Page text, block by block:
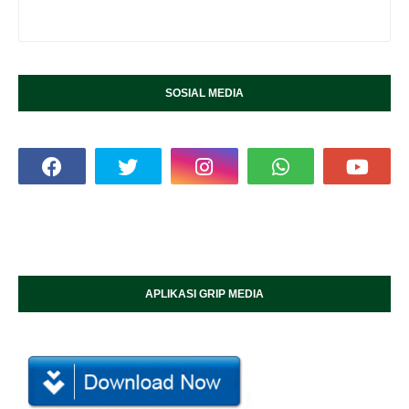
SOSIAL MEDIA
APLIKASI GRIP MEDIA